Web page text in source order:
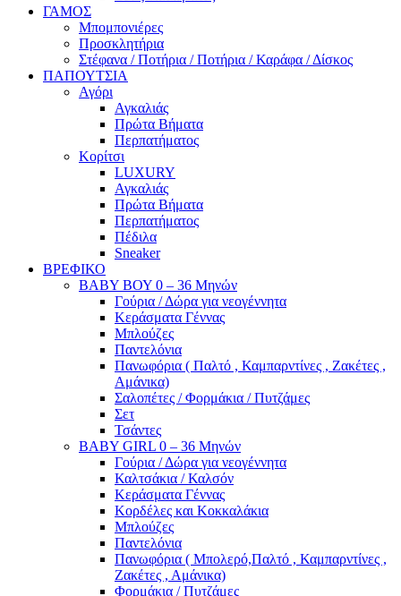
ΓΑΜΟΣ
Μπομπονιέρες
Προσκλητήρια
Στέφανα / Ποτήρια / Ποτήρια / Καράφα / Δίσκος
ΠΑΠΟΥΤΣΙΑ
Αγόρι
Αγκαλιάς
Πρώτα Βήματα
Περπατήματος
Κορίτσι
LUXURY
Αγκαλιάς
Πρώτα Βήματα
Περπατήματος
Πέδιλα
Sneaker
ΒΡΕΦΙΚΟ
ΒΑΒΥ ΒΟΥ 0 – 36 Μηνών
Γούρια / Δώρα για νεογέννητα
Κεράσματα Γέννας
Μπλούζες
Παντελόνια
Πανωφόρια ( Παλτό , Καμπαρντίνες , Ζακέτες ,
Αμάνικα)
Σαλοπέτες / Φορμάκια / Πυτζάμες
Σετ
Τσάντες
BABY GIRL 0 – 36 Μηνών
Γούρια / Δώρα για νεογέννητα
Καλτσάκια / Καλσόν
Κεράσματα Γέννας
Κορδέλες και Κοκκαλάκια
Μπλούζες
Παντελόνια
Πανωφόρια ( Μπολερό,Παλτό , Καμπαρντίνες ,
Ζακέτες , Αμάνικα)
Φορμάκια / Πυτζάμες